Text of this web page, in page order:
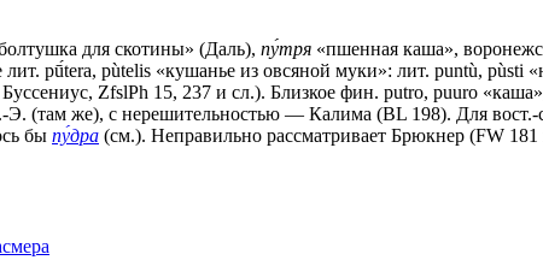
для скотины» (Даль), пу́тря «пшенная каша»,
рū́tеrа, pùtelis «кушанье из овсяной муки»: лит. puntù, pùsti
ZfslPh 15, 237 и сл.). Близкое фин. putro, puuro
же), с нерешительностью — Калима (ВL 198). Для вост.-
бы пу́дра (см.). Неправильно рассматривает Брюкнер (FW